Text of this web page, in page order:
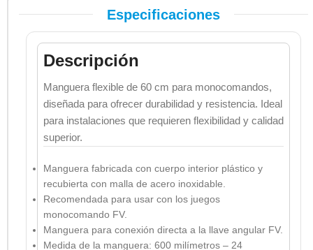
Especificaciones
Descripción
Manguera flexible de 60 cm para monocomandos,
diseñada para ofrecer durabilidad y resistencia. Ideal
para instalaciones que requieren flexibilidad y calidad
superior.
Manguera fabricada con cuerpo interior plástico y
recubierta con malla de acero inoxidable.
Recomendada para usar con los juegos
monocomando FV.
Manguera para conexión directa a la llave angular FV.
Medida de la manguera: 600 milímetros – 24